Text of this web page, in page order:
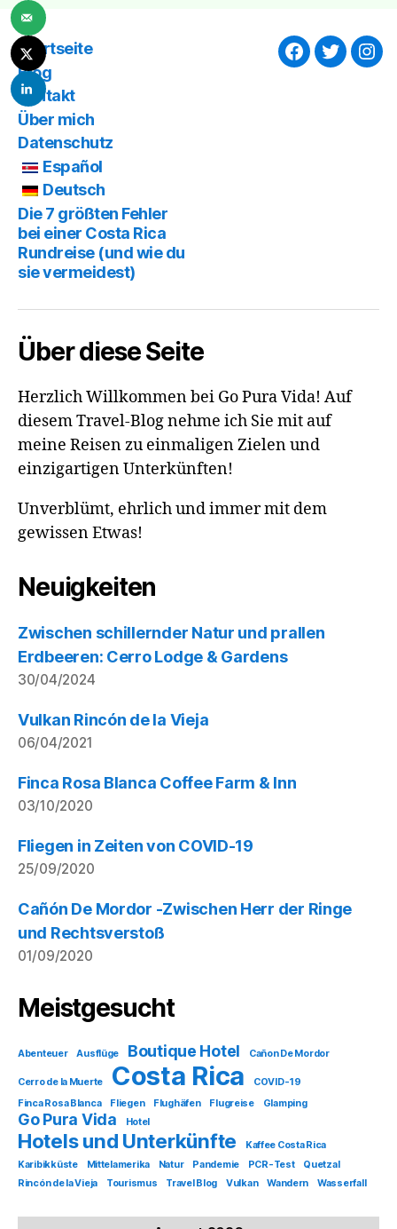
Startseite
Blog
Kontakt
Über mich
Datenschutz
Español
Deutsch
Die 7 größten Fehler
bei einer Costa Rica
Rundreise (und wie du
sie vermeidest)
Facebook
Twitter
Über diese Seite
Herzlich Willkommen bei Go Pura Vida! Auf
diesem Travel-Blog nehme ich Sie mit auf
meine Reisen zu einmaligen Zielen und
einzigartigen Unterkünften!
Unverblümt, ehrlich und immer mit dem
gewissen Etwas!
Neuigkeiten
Zwischen schillernder Natur und prallen
Erdbeeren: Cerro Lodge & Gardens
30/04/2024
Vulkan Rincón de la Vieja
06/04/2021
Finca Rosa Blanca Coffee Farm & Inn
03/10/2020
Fliegen in Zeiten von COVID-19
25/09/2020
Cañón De Mordor -Zwischen Herr der Ringe
und Rechtsverstoß
01/09/2020
Meistgesucht
Abenteuer Ausflüge Boutique Hotel Cañon De Mordor
Cerro de la Muerte Costa Rica
COVID-19
Finca Rosa Blanca
Fliegen Flughäfen Flugreise Glamping
Go Pura Vida Hotel
Hotels und Unterkünfte
Kaffee Costa Rica
Karibikküste
Mittelamerika Natur Pandemie PCR-Test
Quetzal
Rincón de la Vieja
Tourismus Travel Blog Vulkan Wandern Wasserfall